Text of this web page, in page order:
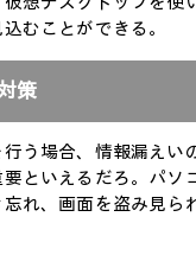
むことができる。
策
う場合、情報漏えい
といえるだろ。パソ
れ、画面を盗み見ら